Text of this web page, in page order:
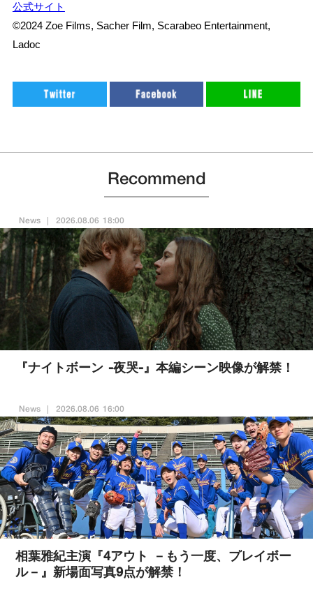
公式サイト
©2024 Zoe Films, Sacher Film, Scarabeo Entertainment,
Ladoc
Recommend
News 2026.08.06 18:00
『ナイトボーン -夜哭-』本編シーン映像が解禁！
News 2026.08.06 16:00
相葉雅紀主演『4アウト －もう一度、プレイボー
ル－』新場面写真9点が解禁！